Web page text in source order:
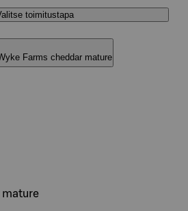
toimitustapa
Farms cheddar mature
mature